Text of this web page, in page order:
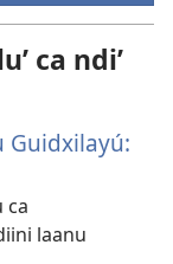
ca ndiʼ
Guidxilayú:
ca
laanu